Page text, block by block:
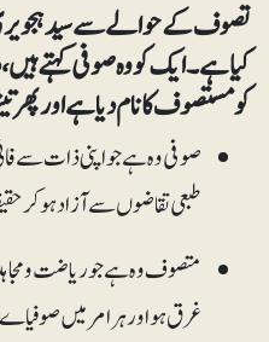
تصوف کے حوالے سے سید
کیا ہے ۔ ایک کو وہ صوفی کہتے
کو مستصوف کا نام دیا ہے اور
صوفی وہ ہے جو اپنی ذات سے
طبعی تقاضوں سے آزاد ہو کر
متصوف وہ ہے جو ریاضت
غرق ہو اور ہر امر میں